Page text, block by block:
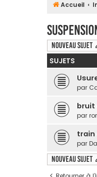
Accueil
Nouveau sujet
SUJETS
par
bruit
par
train
par
Nouveau sujet